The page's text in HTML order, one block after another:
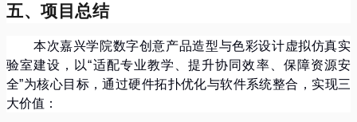
五、项目总结
本次嘉兴学院数字创意产品造型与色彩设计虚拟仿真实
验室建设，以“适配专业教学、提升协同效率、保障资源安
全”为核心目标，通过硬件拓扑优化与软件系统整合，实现三
大价值：